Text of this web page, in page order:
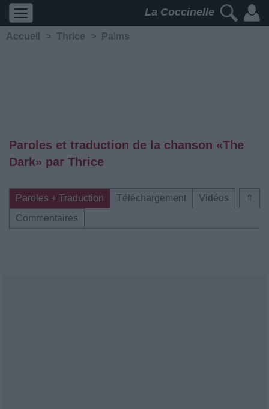
La Coccinelle
Accueil > Thrice > Palms
Paroles et traduction de la chanson «The
Dark» par Thrice
⇑
Paroles + Traduction Téléchargement
Vidéos
Commentaires